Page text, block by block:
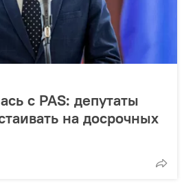
с PAS: депутаты
на досрочных